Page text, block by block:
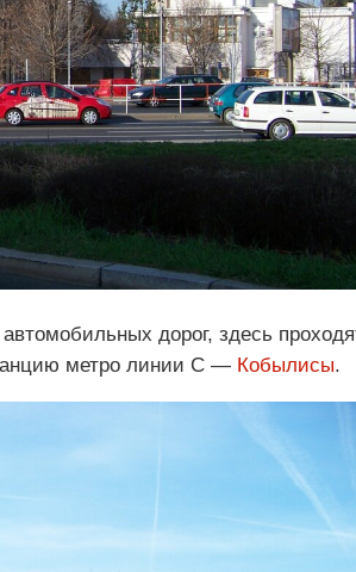
дорог, здесь
​​метро линии С — Кобылисы.